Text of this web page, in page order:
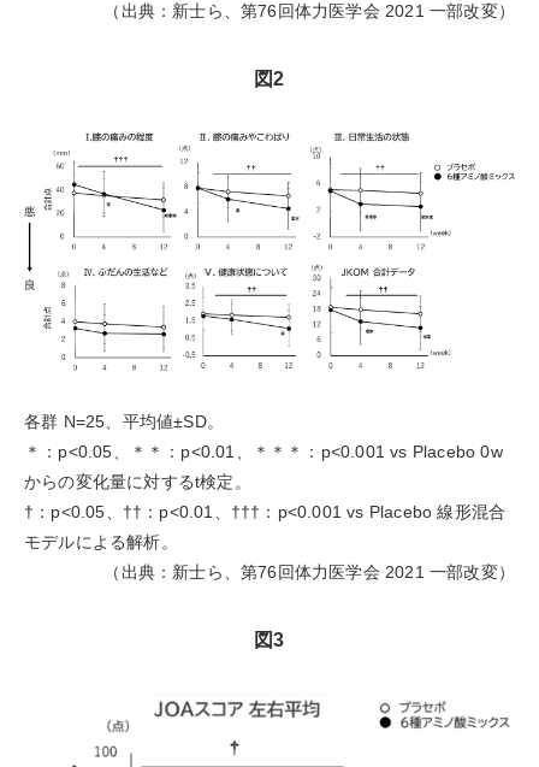
（出典：新士ら、第76回体力医学会 2021 一部改変）
図2
各群 N=25、平均値±SD。
＊：p<0.05、＊＊：p<0.01、＊＊＊：p<0.001 vs Placebo 0w
からの変化量に対するt検定。
†：p<0.05、††：p<0.01、†††：p<0.001 vs Placebo 線形混合
モデルによる解析。
（出典：新士ら、第76回体力医学会 2021 一部改変）
図3